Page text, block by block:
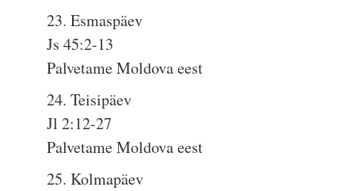
23. Esmaspäev
Js 45:2-13
Palvetame Moldova eest
24. Teisipäev
Jl 2:12-27
Palvetame Moldova eest
25. Kolmapäev